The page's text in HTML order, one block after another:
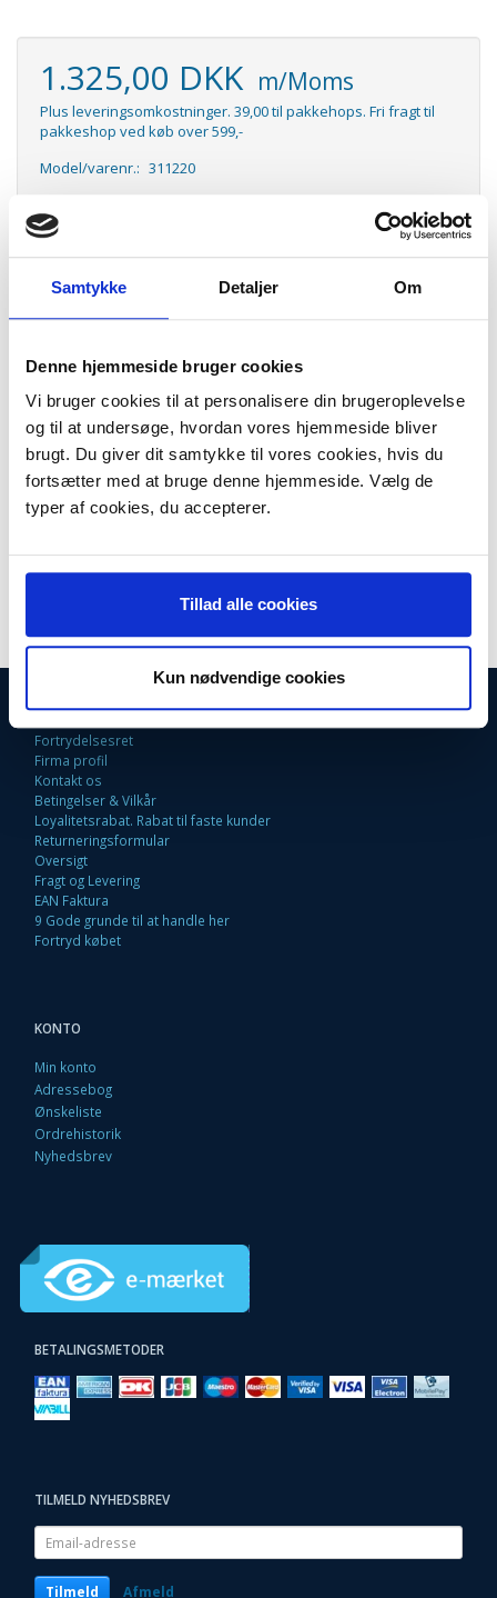
Samtykke Detaljer Om
Denne hjemmeside bruger cookies
Vi bruger cookies til at personalisere din brugeroplevelse
og til at undersøge, hvordan vores hjemmeside bliver
brugt. Du giver dit samtykke til vores cookies, hvis du
fortsætter med at bruge denne hjemmeside. Vælg de
typer af cookies, du accepterer.
Tillad alle cookies
Kun nødvendige cookies
1.325,00 DKK m/Moms
Plus leveringsomkostninger. 39,00 til pakkehops. Fri fragt til
pakkeshop ved køb over 599,-
Model/varenr.: 311220
Antal LÆG I KURV
Digitalt multimeter med gummikappe Elma805. Universalt
Data:
DC spænding: 0-400m-4-10-400-1000V.
Nøjagtighed: +/- 0,5% + 3D
Strøm AC/DC: 0-400µ-4000µ-40m-400m-4-10A.
Modstand: 0-400-4k-40k-400k-4m-40m Ohm.
Frekvens: 30Hz-4MHz.
Kapacitet: 0-500n-5µ-50µ-500µ-50µuf.
Display: 3 3/4 ciffer.
V/R: Kategori III
Leveres med prøveledninger.
INFORMATIONER
Fortrydelsesret
Firma profil
Kontakt os
Betingelser & Vilkår
Loyalitetsrabat. Rabat til faste kunder
Returneringsformular
Oversigt
Fragt og Levering
EAN Faktura
9 Gode grunde til at handle her
Fortryd købet
KONTO
Min konto
Adressebog
Ønskeliste
Ordrehistorik
Nyhedsbrev
BETALINGSMETODER
TILMELD NYHEDSBREV
Email-
adresse
Tilmeld Afmeld